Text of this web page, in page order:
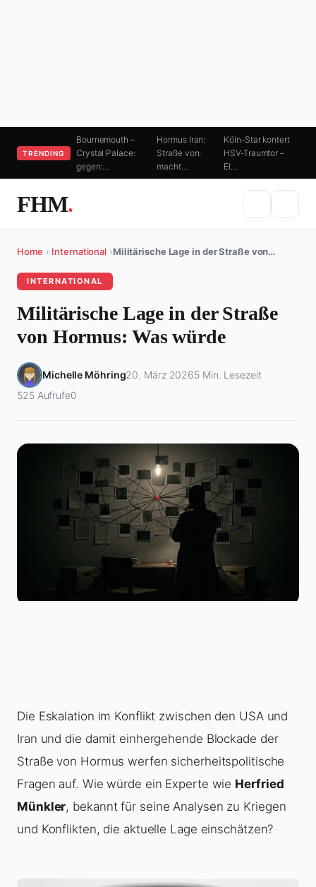
TRENDING
Bournemouth –
Crystal Palace:
gegen:…
Hormus Iran:
Straße von:
macht…
Köln-Star kontert
HSV-Traumtor –
El…
FHM.
Home › International ›Militärische Lage in der Straße von…
INTERNATIONAL
Militärische Lage in der Straße
von Hormus: Was würde
Michelle Möhring20. März 20265 Min. Lesezeit
525 Aufrufe0
Die Eskalation im Konflikt zwischen den USA und
Iran und die damit einhergehende Blockade der
Straße von Hormus werfen sicherheitspolitische
Fragen auf. Wie würde ein Experte wie Herfried
Münkler, bekannt für seine Analysen zu Kriegen
und Konflikten, die aktuelle Lage einschätzen?